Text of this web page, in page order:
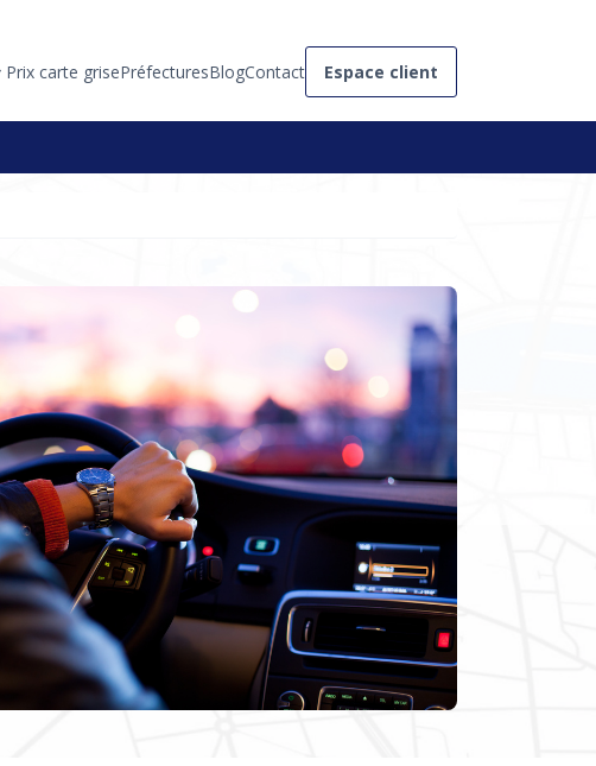
Prix carte grisePréfecturesBlogContact Espace client